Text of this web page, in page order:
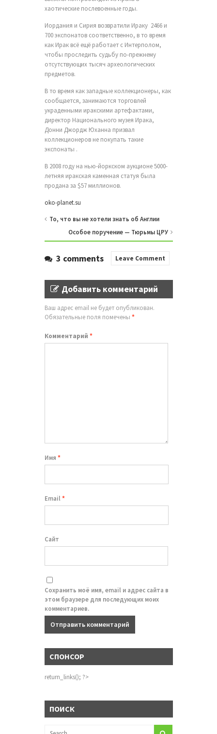
хаотические послевоенные годы.
Иордания и Сирия возвратили Ираку 2466 и
700 экспонатов соответственно, в то время
как Ирак всё ещё работает с Интерполом,
чтобы проследить судьбу по-прежнему
отсутствующих тысяч археологических
предметов.
В то время как западные коллекционеры, как
сообщается, занимаются торговлей
украденными иракскими артефактами,
директор Национального музея Ирака,
Донни Джордж Юханна призвал
коллекционеров не покупать такие
экспонаты .
В 2008 году на нью-йоркском аукционе 5000-
летняя иракская каменная статуя была
продана за $57 миллионов.
oko-planet.su
То, что вы не хотели знать об Англии
Особое поручение — Тюрьмы ЦРУ
3 comments Leave Comment
Добавить комментарий
Ваш адрес email не будет опубликован.
Обязательные поля помечены *
Комментарий *
Имя *
Email*
Сайт
Сохранить моё имя, email и адрес сайта в
этом браузере для последующих моих
комментариев.
СПОНСОР
return_links(); ?>
ПОИСК